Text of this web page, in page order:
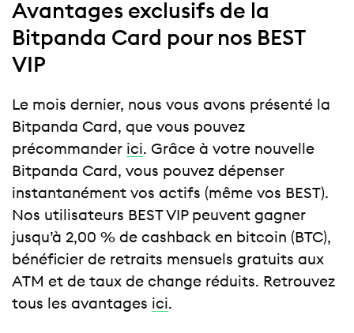
Avantages exclusifs de la
Bitpanda Card pour nos BEST
VIP
Le mois dernier, nous vous avons présenté la
Bitpanda Card, que vous pouvez
précommander ici. Grâce à votre nouvelle
Bitpanda Card, vous pouvez dépenser
instantanément vos actifs (même vos BEST).
Nos utilisateurs BEST VIP peuvent gagner
jusqu’à 2,00 % de cashback en bitcoin (BTC),
bénéficier de retraits mensuels gratuits aux
ATM et de taux de change réduits. Retrouvez
tous les avantages ici.